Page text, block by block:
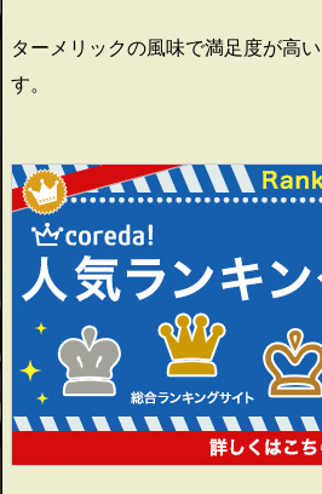
ターメリックの風味で満足度が高
す。